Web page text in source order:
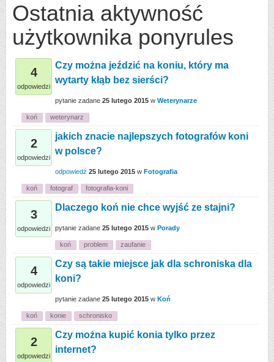
Ostatnia aktywność
użytkownika ponyrules
4
odpowiedzi
Czy można jeździć na koniu, który ma
wytarty kłąb bez sierści?
pytanie zadane 25 lutego 2015 w Weterynarze
koń weterynarz
2
odpowiedzi
jakich znacie najlepszych fotografów koni
w polsce?
odpowiedź 25 lutego 2015 w Fotografia
koń fotograf fotografia-koni
3
odpowiedzi
Dlaczego koń nie chce wyjść ze stajni?
pytanie zadane 25 lutego 2015 w Porady
koń problem zaufanie
4
odpowiedzi
Czy są takie miejsce jak dla schroniska dla
koni?
pytanie zadane 25 lutego 2015 w Koń
koń konie schronisko
2
odpowiedzi
Czy można kupić konia tylko przez
internet?